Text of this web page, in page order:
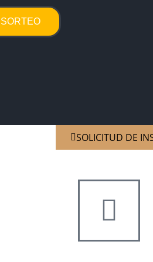
SOLICITUD DE